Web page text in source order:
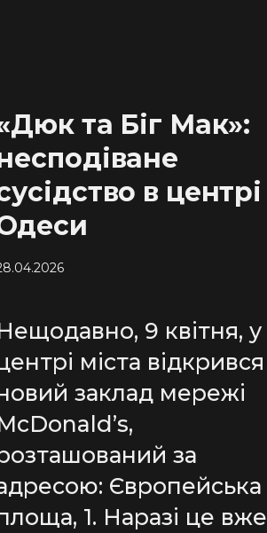
та Біг Мак»:
в центрі
9 квітня, у
міста відкрився
заклад мережі
за
Європейська
1. Наразі це вже